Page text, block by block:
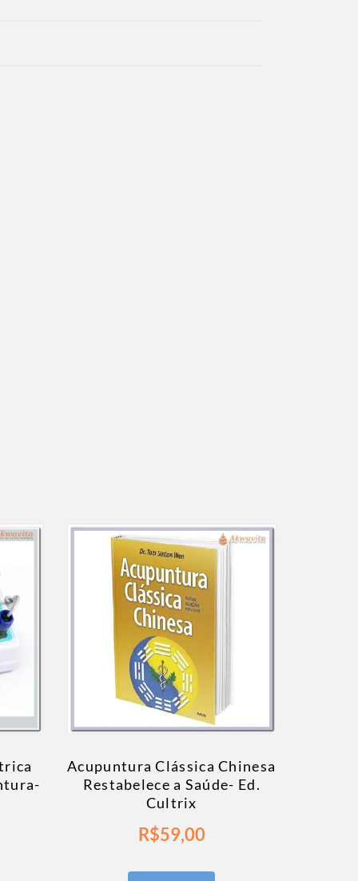
Acupuntura Clássica Chinesa
Restabelece a Saúde- Ed.
Cultrix
R$59,00